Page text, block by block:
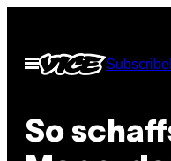
content
Open
Menu
Subscribe
​So